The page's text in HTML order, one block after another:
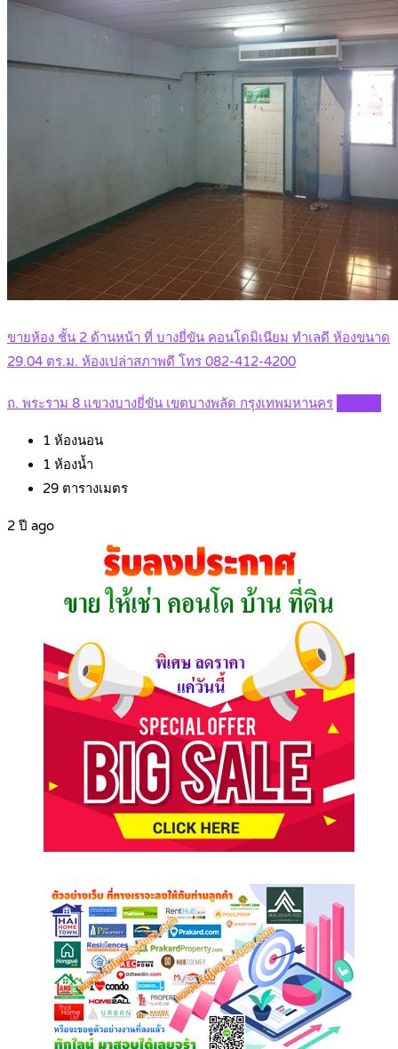
ขายห้อง ชั้น 2 ด้านหน้า ที่ บางยี่ขัน คอนโดมิเนียม ทำเลดี ห้องขนาด
29.04 ตร.ม. ห้องเปล่าสภาพดี โทร 082-412-4200
ถ. พระราม 8 แขวงบางยี่ขัน เขตบางพลัด กรุงเทพมหานคร
1 ห้องนอน
1 ห้องน้ำ
29 ตารางเมตร
2 ปี ago